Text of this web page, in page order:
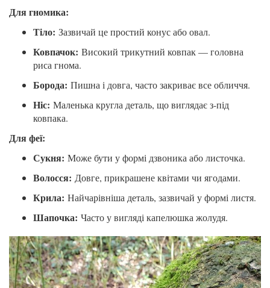
Для гномика:
Тіло: Зазвичай це простий конус або овал.
Ковпачок: Високий трикутний ковпак — головна
риса гнома.
Борода: Пишна і довга, часто закриває все обличчя.
Ніс: Маленька кругла деталь, що виглядає з-під
ковпака.
Для феї:
Сукня: Може бути у формі дзвоника або листочка.
Волосся: Довге, прикрашене квітами чи ягодами.
Крила: Найчарівніша деталь, зазвичай у формі листя.
Шапочка: Часто у вигляді капелюшка жолудя.